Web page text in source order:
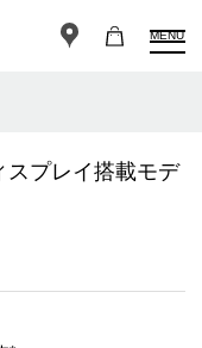
MENU
スプレイ搭載モデ